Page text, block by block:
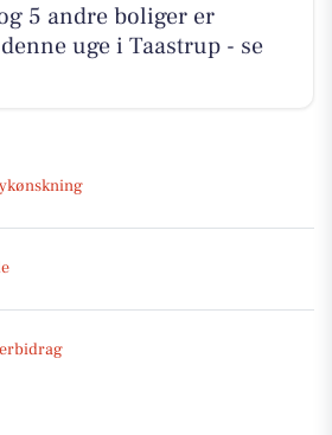
5 andre boliger er
uge i Taastrup - se